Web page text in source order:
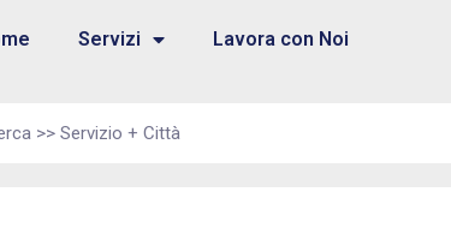
Servizi Lavora con Noi